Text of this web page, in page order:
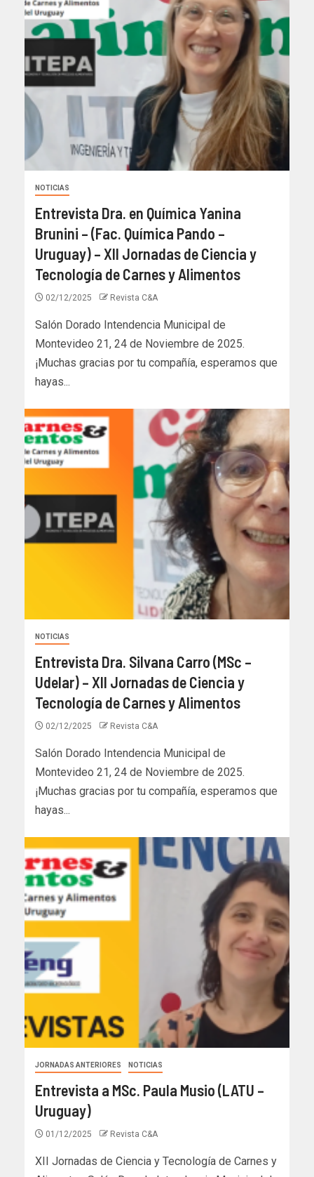
NOTICIAS
Entrevista Dra. en Química Yanina
Brunini – (Fac. Química Pando –
Uruguay) – XII Jornadas de Ciencia y
Tecnología de Carnes y Alimentos
02/12/2025 Revista C&A
Salón Dorado Intendencia Municipal de
Montevideo 21, 24 de Noviembre de 2025.
¡Muchas gracias por tu compañía, esperamos que
hayas...
NOTICIAS
Entrevista Dra. Silvana Carro (MSc –
Udelar) – XII Jornadas de Ciencia y
Tecnología de Carnes y Alimentos
02/12/2025 Revista C&A
Salón Dorado Intendencia Municipal de
Montevideo 21, 24 de Noviembre de 2025.
¡Muchas gracias por tu compañía, esperamos que
hayas...
JORNADAS ANTERIORES NOTICIAS
Entrevista a MSc. Paula Musio (LATU –
Uruguay)
01/12/2025 Revista C&A
XII Jornadas de Ciencia y Tecnología de Carnes y